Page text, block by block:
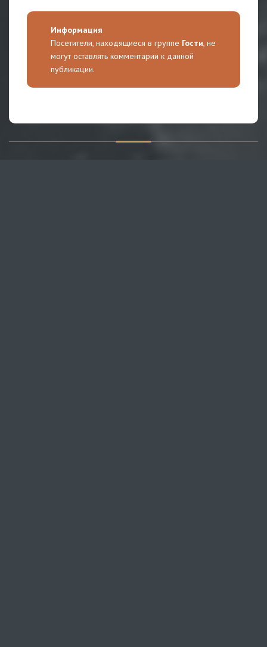
Информация
Посетители, находящиеся в группе Гости, не
могут оставлять комментарии к данной
публикации.